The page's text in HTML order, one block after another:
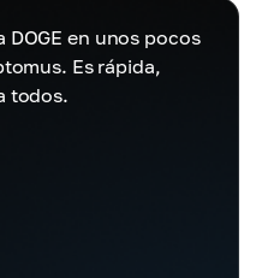
DOGE en unos pocos
Es rápida,
todos.